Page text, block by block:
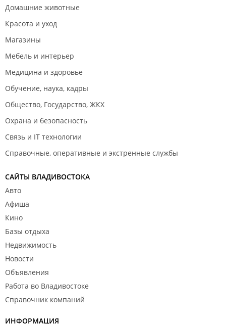
Домашние животные
Красота и уход
Магазины
Мебель и интерьер
Медицина и здоровье
Обучение, наука, кадры
Общество, Государство, ЖКХ
Охрана и безопасность
Связь и IT технологии
Справочные, оперативные и экстренные службы
САЙТЫ ВЛАДИВОСТОКА
Авто
Афиша
Кино
Базы отдыха
Недвижимость
Новости
Объявления
Работа во Владивостоке
Справочник компаний
ИНФОРМАЦИЯ